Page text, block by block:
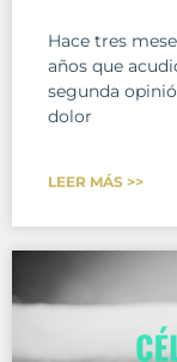
Hace tres
años que
segunda
dolor
LEER MÁS >>